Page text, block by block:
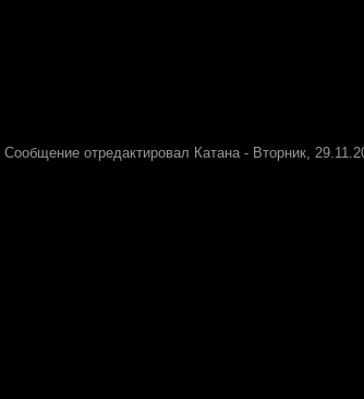
Сообщение отредактировал Катана - Вторник,